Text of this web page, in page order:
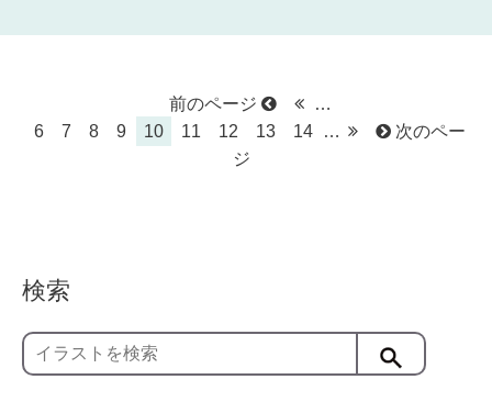
前のページ
…
6
7 8 9 10 11 12 13 14 …
次のペー
ジ
検索